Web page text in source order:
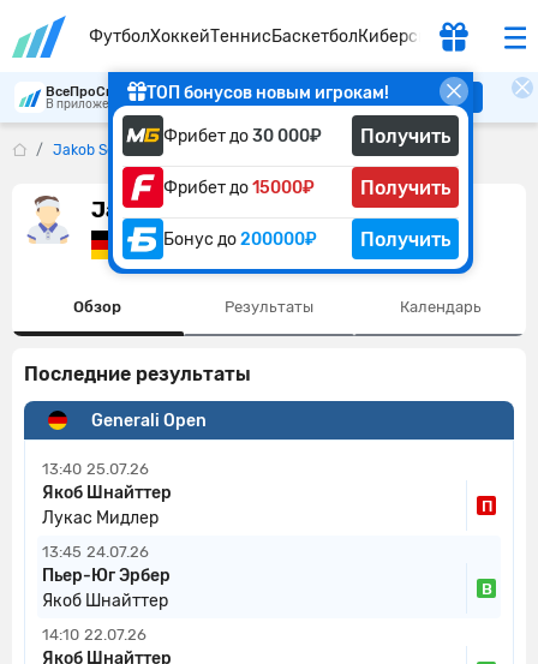
ФутболХоккейТеннисБаскетболКиберспорт
ТОП бонусов новым игрокам!
Фрибет до30 000₽ Получить
Фрибет до15000₽ Получить
Бонус до200000₽ Получить
ВсеПроСпорт
В приложении удобнее Скачать
Jakob Schnaitter
Jakob Schnaitter
Германия
Обзор Результаты Календарь
Последние результаты
Generali Open
13:40 25.07.26
Якоб Шнайттер
Лукас Мидлер
П
13:45 24.07.26
Пьер-Юг Эрбер
Якоб Шнайттер
В
14:10 22.07.26
Якоб Шнайттер